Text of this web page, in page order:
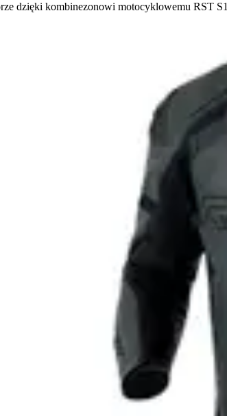
dzięki kombinezonowi motocyklowemu RST